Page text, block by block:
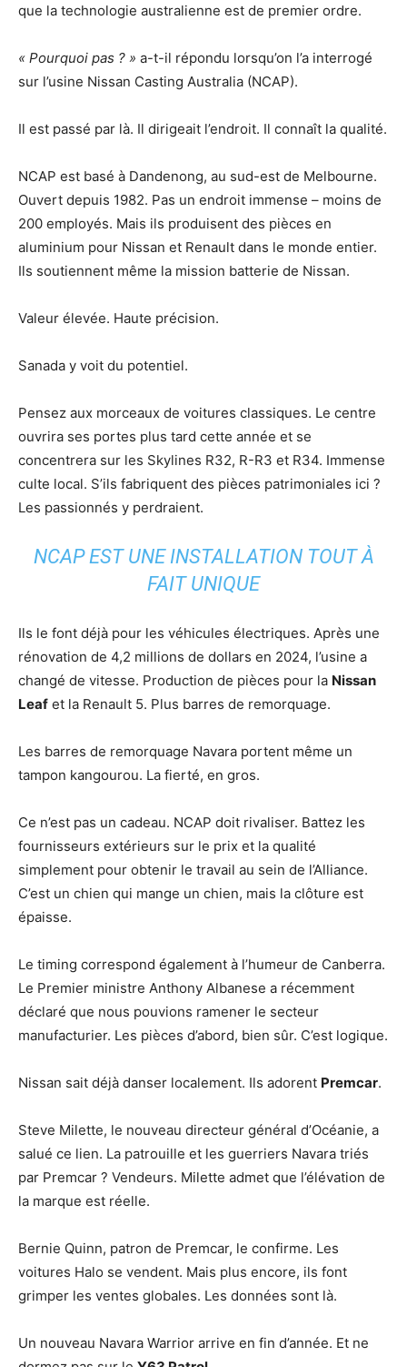
que la technologie australienne est de premier ordre.
« Pourquoi pas ? » a-t-il répondu lorsqu’on l’a interrogé
sur l’usine Nissan Casting Australia (NCAP).
Il est passé par là. Il dirigeait l’endroit. Il connaît la qualité.
NCAP est basé à Dandenong, au sud-est de Melbourne.
Ouvert depuis 1982. Pas un endroit immense – moins de
200 employés. Mais ils produisent des pièces en
aluminium pour Nissan et Renault dans le monde entier.
Ils soutiennent même la mission batterie de Nissan.
Valeur élevée. Haute précision.
Sanada y voit du potentiel.
Pensez aux morceaux de voitures classiques. Le centre
ouvrira ses portes plus tard cette année et se
concentrera sur les Skylines R32, R-R3 et R34. Immense
culte local. S’ils fabriquent des pièces patrimoniales ici ?
Les passionnés y perdraient.
NCAP EST UNE INSTALLATION TOUT À
FAIT UNIQUE
Ils le font déjà pour les véhicules électriques. Après une
rénovation de 4,2 millions de dollars en 2024, l’usine a
changé de vitesse. Production de pièces pour la Nissan
Leaf et la Renault 5. Plus barres de remorquage.
Les barres de remorquage Navara portent même un
tampon kangourou. La fierté, en gros.
Ce n’est pas un cadeau. NCAP doit rivaliser. Battez les
fournisseurs extérieurs sur le prix et la qualité
simplement pour obtenir le travail au sein de l’Alliance.
C’est un chien qui mange un chien, mais la clôture est
épaisse.
Le timing correspond également à l’humeur de Canberra.
Le Premier ministre Anthony Albanese a récemment
déclaré que nous pouvions ramener le secteur
manufacturier. Les pièces d’abord, bien sûr. C’est logique.
Nissan sait déjà danser localement. Ils adorent Premcar.
Steve Milette, le nouveau directeur général d’Océanie, a
salué ce lien. La patrouille et les guerriers Navara triés
par Premcar ? Vendeurs. Milette admet que l’élévation de
la marque est réelle.
Bernie Quinn, patron de Premcar, le confirme. Les
voitures Halo se vendent. Mais plus encore, ils font
grimper les ventes globales. Les données sont là.
Un nouveau Navara Warrior arrive en fin d’année. Et ne